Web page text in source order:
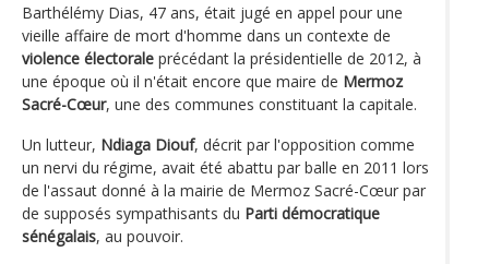
Barthélémy Dias, 47 ans, était jugé en appel pour une
vieille affaire de mort d'homme dans un contexte de
violence électorale précédant la présidentielle de 2012, à
une époque où il n'était encore que maire de Mermoz
Sacré-Cœur, une des communes constituant la capitale.
Un lutteur, Ndiaga Diouf, décrit par l'opposition comme
un nervi du régime, avait été abattu par balle en 2011 lors
de l'assaut donné à la mairie de Mermoz Sacré-Cœur par
de supposés sympathisants du Parti démocratique
sénégalais, au pouvoir.